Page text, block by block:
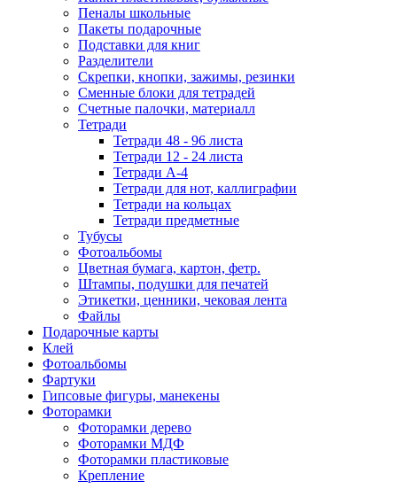
Пеналы школьные
Пакеты подарочные
Подставки для книг
Разделители
Скрепки, кнопки, зажимы, резинки
Сменные блоки для тетрадей
Счетные палочки, материалл
Тетради
Тетради 48 - 96 листа
Тетради 12 - 24 листа
Тетради А-4
Тетради для нот, каллиграфии
Тетради на кольцах
Тетради предметные
Тубусы
Фотоальбомы
Цветная бумага, картон, фетр.
Штампы, подушки для печатей
Этикетки, ценники, чековая лента
Файлы
Подарочные карты
Клей
Фотоальбомы
Фартуки
Гипсовые фигуры, манекены
Фоторамки
Фоторамки дерево
Фоторамки МДФ
Фоторамки пластиковые
Крепление